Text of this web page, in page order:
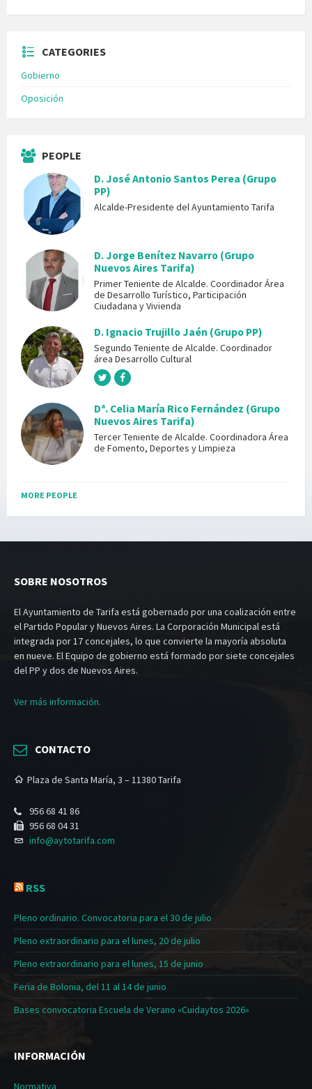
CATEGORIES
Gobierno
Oposición
PEOPLE
D. José Antonio Santos Perea (Grupo
PP)
Alcalde-Presidente del Ayuntamiento Tarifa
D. Jorge Benítez Navarro (Grupo
Nuevos Aires Tarifa)
Primer Teniente de Alcalde. Coordinador Área
de Desarrollo Turístico, Participación
Ciudadana y Vivienda
D. Ignacio Trujillo Jaén (Grupo PP)
Segundo Teniente de Alcalde. Coordinador
área Desarrollo Cultural
Dª. Celia María Rico Fernández (Grupo
Nuevos Aires Tarifa)
Tercer Teniente de Alcalde. Coordinadora Área
de Fomento, Deportes y Limpieza
MORE PEOPLE
SOBRE NOSOTROS
El Ayuntamiento de Tarifa está gobernado por una coalización entre
el Partido Popular y Nuevos Aires. La Corporación Municipal está
integrada por 17 concejales, lo que convierte la mayoría absoluta
en nueve. El Equipo de gobierno está formado por siete concejales
del PP y dos de Nuevos Aires.
Ver más información.
CONTACTO
Plaza de Santa María, 3 – 11380 Tarifa
956 68 41 86
956 68 04 31
info@aytotarifa.com
RSS
Pleno ordinario. Convocatoria para el 30 de julio
Pleno extraordinario para el lunes, 20 de julio
Pleno extraordinario para el lunes, 15 de junio
Feria de Bolonia, del 11 al 14 de junio
Bases convocatoria Escuela de Verano «Cuidaytos 2026»
INFORMACIÓN